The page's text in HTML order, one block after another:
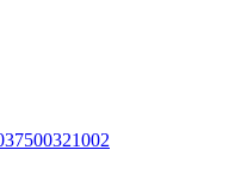
37500321002